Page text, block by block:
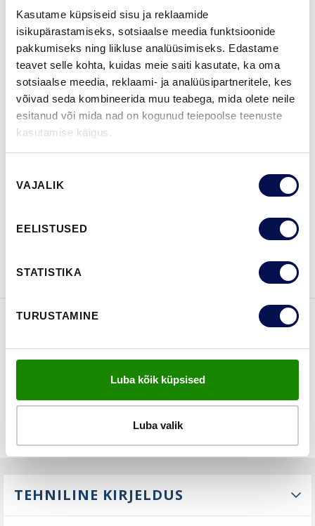
Kasutame küpsiseid sisu ja reklaamide
isikupärastamiseks, sotsiaalse meedia funktsioonide
pakkumiseks ning liikluse analüüsimiseks. Edastame
teavet selle kohta, kuidas meie saiti kasutate, ka oma
sotsiaalse meedia, reklaami- ja analüüsipartneritele, kes
võivad seda kombineerida muu teabega, mida olete neile
esitanud või mida nad on kogunud teiepoolse teenuste
kasutamise käigus.
valik
VAJALIK
EELISTUSED
STATISTIKA
TURUSTAMINE
Luba kõik küpsised
Luba valik
ROHKEM
MÕÕDUD
VAATA
Võta meiega
TEHNILINE KIRJELDUS